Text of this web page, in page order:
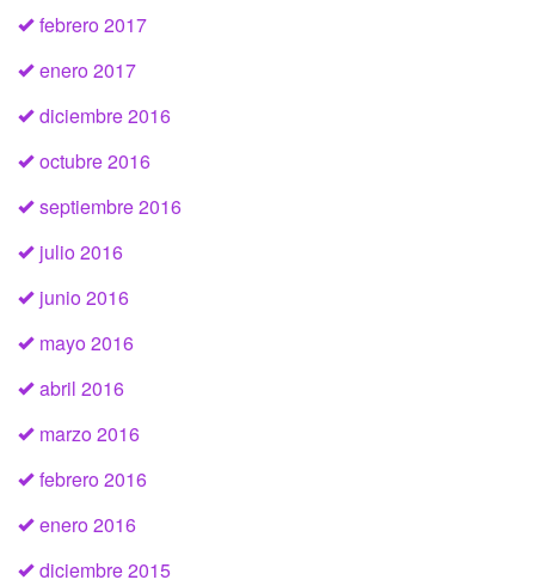
febrero 2017
enero 2017
diciembre 2016
octubre 2016
septiembre 2016
julio 2016
junio 2016
mayo 2016
abril 2016
marzo 2016
febrero 2016
enero 2016
diciembre 2015